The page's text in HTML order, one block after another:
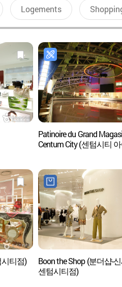
Logements
Patinoire du Grand
Centum City (센텀시티
시티점)
Boon the Shop (분더샵-
센텀시티점)